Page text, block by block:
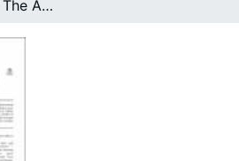
Latarjet Cerclage: The All-Arthroscopic Metal-Free Fixation